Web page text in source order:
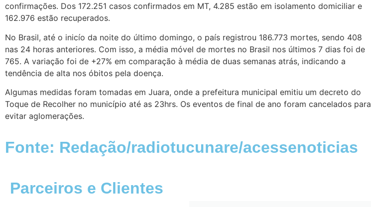
confirmações. Dos 172.251 casos confirmados em MT, 4.285 estão em isolamento domiciliar e
162.976 estão recuperados.
No Brasil, até o inicío da noite do último domingo, o país registrou 186.773 mortes, sendo 408
nas 24 horas anteriores. Com isso, a média móvel de mortes no Brasil nos últimos 7 dias foi de
765. A variação foi de +27% em comparação à média de duas semanas atrás, indicando a
tendência de alta nos óbitos pela doença.
Algumas medidas foram tomadas em Juara, onde a prefeitura municipal emitiu um decreto do
Toque de Recolher no município até as 23hrs. Os eventos de final de ano foram cancelados para
evitar aglomerações.
Fonte: Redação/radiotucunare/acessenoticias
Parceiros e Clientes